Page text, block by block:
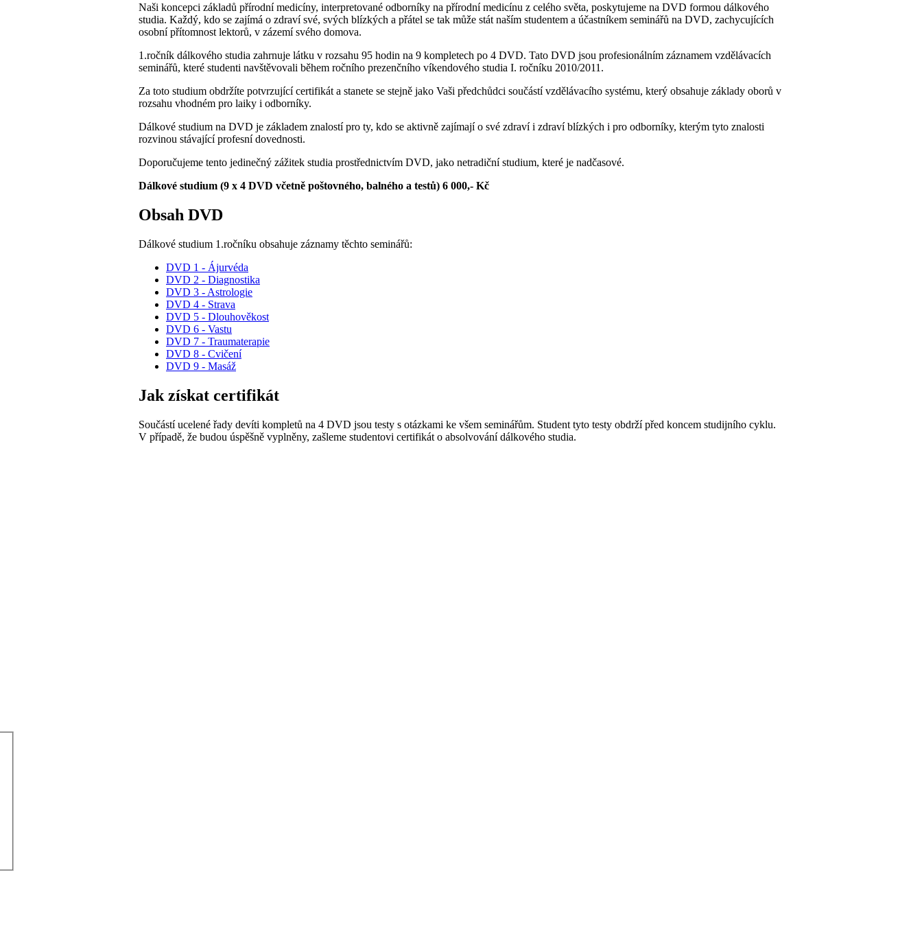
Naši koncepci základů přírodní medicíny, interpretované odborníky na přírodní medicínu z celého světa, poskytujeme na DVD formou dálkového
studia. Každý, kdo se zajímá o zdraví své, svých blízkých a přátel se tak může stát naším studentem a účastníkem seminářů na DVD, zachycujících
osobní přítomnost lektorů, v zázemí svého domova.
1.ročník dálkového studia zahrnuje látku v rozsahu 95 hodin na 9 kompletech po 4 DVD. Tato DVD jsou profesionálním záznamem vzdělávacích
seminářů, které studenti navštěvovali během ročního prezenčního víkendového studia I. ročníku 2010/2011.
Za toto studium obdržíte potvrzující certifikát a stanete se stejně jako Vaši předchůdci součástí vzdělávacího systému, který obsahuje základy oborů v
rozsahu vhodném pro laiky i odborníky.
Dálkové studium na DVD je základem znalostí pro ty, kdo se aktivně zajímají o své zdraví i zdraví blízkých i pro odborníky, kterým tyto znalosti
rozvinou stávající profesní dovednosti.
Doporučujeme tento jedinečný zážitek studia prostřednictvím DVD, jako netradiční studium, které je nadčasové.
Dálkové studium (9 x 4 DVD včetně poštovného, balného a testů) 6 000,- Kč
Obsah DVD
Dálkové studium 1.ročníku obsahuje záznamy těchto seminářů:
DVD 1 - Ájurvéda
DVD 2 - Diagnostika
DVD 3 - Astrologie
DVD 4 - Strava
DVD 5 - Dlouhověkost
DVD 6 - Vastu
DVD 7 - Traumaterapie
DVD 8 - Cvičení
DVD 9 - Masáž
Jak získat certifikát
Součástí ucelené řady devíti kompletů na 4 DVD jsou testy s otázkami ke všem seminářům. Student tyto testy obdrží před koncem studijního cyklu.
V případě, že budou úspěšně vyplněny, zašleme studentovi certifikát o absolvování dálkového studia.